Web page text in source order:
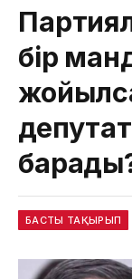
бір
БАСТЫ ТАҚЫРЫП